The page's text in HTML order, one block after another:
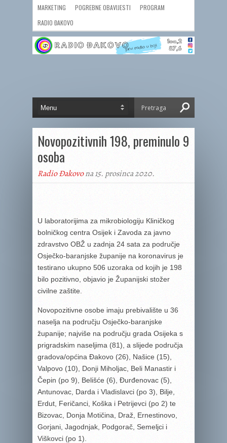
MARKETING POGREBNE OBAVIJESTI
PROGRAM
RADIO ĐAKOVO
Novopozitivnih 198, preminulo 9
osoba
Radio Đakovona 15. prosinca 2020.
U laboratorijima za mikrobiologiju Kliničkog
bolničkog centra Osijek i Zavoda za javno
zdravstvo OBŽ u zadnja 24 sata za područje
Osječko-baranjske županije na koronavirus je
testirano ukupno 506 uzoraka od kojih je 198
bilo pozitivno, objavio je Županijski stožer
civilne zaštite.
Novopozitivne osobe imaju prebivalište u 36
naselja na području Osječko-baranjske
županije; najviše na području grada Osijeka s
prigradskim naseljima (81), a slijede područja
gradova/općina Đakovo (26), Našice (15),
Valpovo (10), Donji Miholjac, Beli Manastir i
Čepin (po 9), Belišće (6), Đurđenovac (5),
Antunovac, Darda i Vladislavci (po 3), Bilje,
Erdut, Feričanci, Koška i Petrijevci (po 2) te
Bizovac, Donja Motičina, Draž, Ernestinovo,
Gorjani, Jagodnjak, Podgorač, Semeljci i
Viškovci (po 1).